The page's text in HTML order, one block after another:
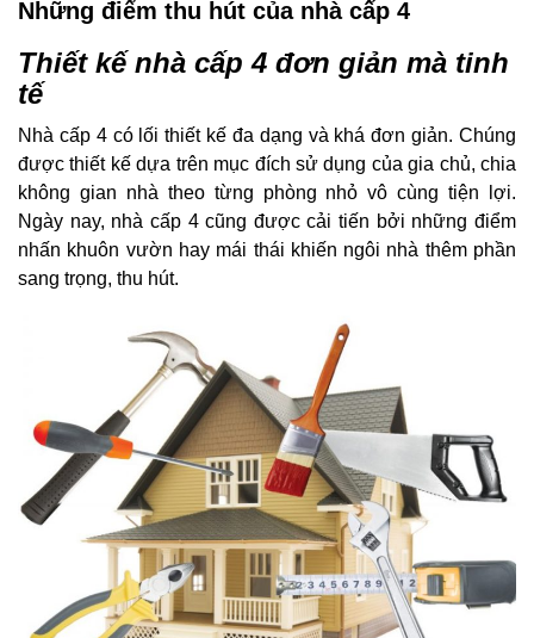
Những điểm thu hút của nhà cấp 4
Thiết kế nhà cấp 4 đơn giản mà tinh
tế
Nhà cấp 4 có lối thiết kế đa dạng và khá đơn giản. Chúng
được thiết kế dựa trên mục đích sử dụng của gia chủ, chia
không gian nhà theo từng phòng nhỏ vô cùng tiện lợi.
Ngày nay, nhà cấp 4 cũng được cải tiến bởi những điểm
nhấn khuôn vườn hay mái thái khiến ngôi nhà thêm phần
sang trọng, thu hút.